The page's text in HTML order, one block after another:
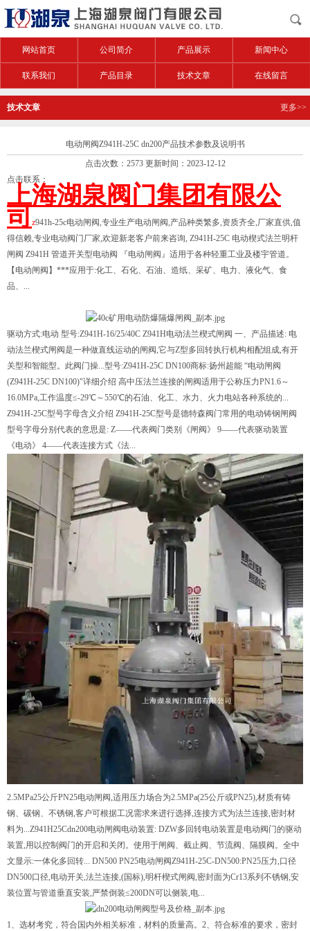
网站首页 公司简介 产品展示 新闻中心
联系我们 产品目录 技术文章 在线留言
技术文章 更多>>
电动闸阀Z941H-25C dn200产品技术参数及说明书
点击次数：2573 更新时间：2023-12-12
点击联系：
上海湖泉阀门集团有限公
司 z941h-25c电动闸阀,专业生产电动闸阀,产品种类繁多,资质齐全,厂家直供,值
得信赖,专业电动阀门厂家,欢迎新老客户前来咨询, Z941H-25C 电动楔式法兰明杆
闸阀 Z941H 管道开关型电动阀 『电动闸阀』适用于各种轻重工业及楼宇管道。
【电动闸阀】***应用于:化工、石化、石油、造纸、采矿、电力、液化气、食
品、...
驱动方式:电动 型号:Z941H-16/25/40C Z941H电动法兰楔式闸阀 一、产品描述: 电
动法兰楔式闸阀是一种做直线运动的闸阀,它与Z型多回转执行机构相配组成,有开
关型和智能型。此阀门操...型号:Z941H-25C DN100商标:扬州超能 “电动闸阀
(Z941H-25C DN100)"详细介绍 高中压法兰连接的闸阀适用于公称压力PN1.6～
16.0MPa,工作温度≤-29℃～550℃的石油、化工、水力、火力电站各种系统的...
Z941H-25C型号字母含义介绍 Z941H-25C型号是德特森阀门常用的电动铸钢闸阀
型号字母分别代表的意思是: Z——代表阀门类别《闸阀》 9——代表驱动装置
《电动》 4——代表连接方式《法...
2.5MPa25公斤PN25电动闸阀,适用压力场合为2.5MPa(25公斤或PN25),材质有铸
钢、碳钢、不锈钢,客户可根据工况需求来进行选择,连接方式为法兰连接,密封材
料为...Z941H25Cdn200电动闸阀电动装置: DZW多回转电动装置是电动阀门的驱动
装置,用以控制阀门的开启和关闭。使用于闸阀、截止阀、节流阀、隔膜阀。全中
文显示:一体化多回转... DN500 PN25电动闸阀Z941H-25C-DN500:PN25压力,口径
DN500口径,电动开关,法兰连接,(国标),明杆楔式闸阀,密封面为Cr13系列不锈钢,安
装位置与管道垂直安装,严禁倒装≤200DN可以侧装,电...
1、选材考究，符合国内外相关标准，材料的质量高。2、符合标准的要求，密封